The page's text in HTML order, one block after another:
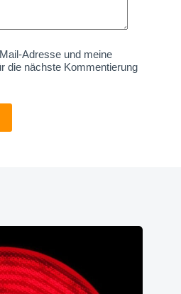
Adresse und meine
die nächste Kommentierung